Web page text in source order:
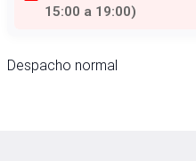
15:00 a 19:00)
Despacho normal